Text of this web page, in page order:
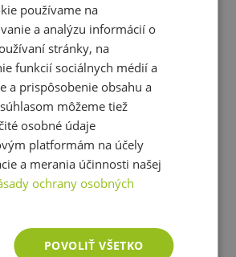
mcg
GreenFood Melatonin 120
kapsúl
11,52 €
skladom
používame na
a analýzu informácií o
stránky, na
funkcií sociálnych médií a
a prispôsobenie obsahu a
môžeme tiež
osobné údaje
platformám na účely
a merania účinnosti našej
ochrany osobných
POVOLIŤ VŠETKO